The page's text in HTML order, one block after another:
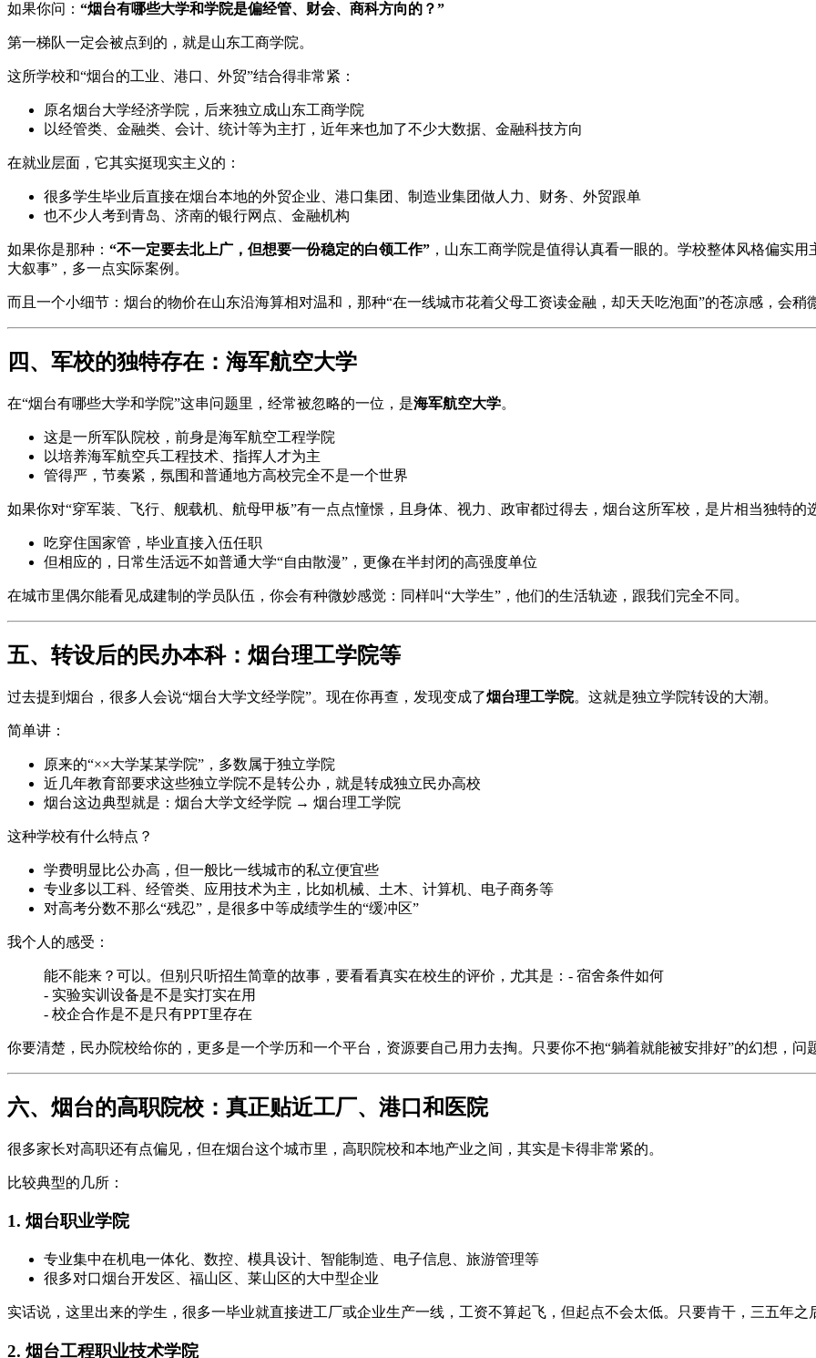
如果你问： “烟台有哪些大学和学院是偏经管、财会、商科方向的？”
第一梯队一定会被点到的，就是山东工商学院。
这所学校和“烟台的工业、港口、外贸”结合得非常紧：
原名烟台大学经济学院，后来独立成山东工商学院
以经管类、金融类、会计、统计等为主打，近年来也加了不少大数据、金融科技方向
在就业层面，它其实挺现实主义的：
很多学生毕业后直接在烟台本地的外贸企业、港口集团、制造业集团做人力、财务、外贸跟单
也不少人考到青岛、济南的银行网点、金融机构
如果你是那种： “不一定要去北上广，但想要一份稳定的白领工作” ，山东工商学院是值得认真看一眼的。学校整体风格偏实
大叙事”，多一点实际案例。
而且一个小细节：烟台的物价在山东沿海算相对温和，那种“在一线城市花着父母工资读金融，却天天吃泡面”的苍凉感，会稍
四、军校的独特存在：海军航空大学
在“烟台有哪些大学和学院”这串问题里，经常被忽略的一位，是海军航空大学。
这是一所军队院校，前身是海军航空工程学院
以培养海军航空兵工程技术、指挥人才为主
管得严，节奏紧，氛围和普通地方高校完全不是一个世界
如果你对“穿军装、飞行、舰载机、航母甲板”有一点点憧憬，且身体、视力、政审都过得去，烟台这所军校，是片相当独特的
吃穿住国家管，毕业直接入伍任职
但相应的，日常生活远不如普通大学“自由散漫”，更像在半封闭的高强度单位
在城市里偶尔能看见成建制的学员队伍，你会有种微妙感觉：同样叫“大学生”，他们的生活轨迹，跟我们完全不同。
五、转设后的民办本科：烟台理工学院等
过去提到烟台，很多人会说“烟台大学文经学院”。现在你再查，发现变成了烟台理工学院。这就是独立学院转设的大潮。
简单讲：
原来的“××大学某某学院”，多数属于独立学院
近几年教育部要求这些独立学院不是转公办，就是转成独立民办高校
烟台这边典型就是：烟台大学文经学院 → 烟台理工学院
这种学校有什么特点？
学费明显比公办高，但一般比一线城市的私立便宜些
专业多以工科、经管类、应用技术为主，比如机械、土木、计算机、电子商务等
对高考分数不那么“残忍”，是很多中等成绩学生的“缓冲区”
我个人的感受：
能不能来？可以。但别只听招生简章的故事，要看看真实在校生的评价，尤其是：- 宿舍条件如何
- 实验实训设备是不是实打实在用
- 校企合作是不是只有PPT里存在
你要清楚，民办院校给你的，更多是一个学历和一个平台，资源要自己用力去掏。只要你不抱“躺着就能被安排好”的幻想，问
六、烟台的高职院校：真正贴近工厂、港口和医院
很多家长对高职还有点偏见，但在烟台这个城市里，高职院校和本地产业之间，其实是卡得非常紧的。
比较典型的几所：
1. 烟台职业学院
专业集中在机电一体化、数控、模具设计、智能制造、电子信息、旅游管理等
很多对口烟台开发区、福山区、莱山区的大中型企业
实话说，这里出来的学生，很多一毕业就直接进工厂或企业生产一线，工资不算起飞，但起点不会太低。只要肯干，三五年之
2. 烟台工程职业技术学院